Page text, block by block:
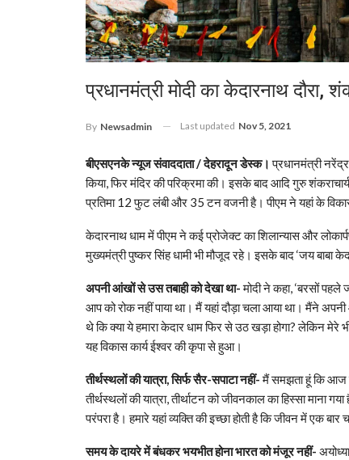
प्रधानमंत्री मोदी का केदारनाथ दौरा,
By Newsadmin Last updated Nov 5, 2021
बीएसएनके न्यूज संवाददाता / देहरादून डेस्क। प्रधानमंत्री
किया, फिर मंदिर की परिक्रमा की। इसके बाद आदि गुरु
प्रतिमा 12 फुट लंबी और 35 टन वजनी है। पीएम ने यहां के विकास
केदारनाथ धाम में पीएम ने कई प्रोजेक्ट का शिलान्यास और
मुख्यमंत्री पुष्कर सिंह धामी भी मौजूद रहे। इसके बाद ‘जय बाबा
अपनी आंखों से उस तबाही को देखा था-मोदी ने कहा, ‘बरसों
आप को रोक नहीं पाया था। मैं यहां दौड़ा चला आया था। मैंने
थे कि क्या ये हमारा केदार धाम फिर से उठ खड़ा होगा? लेकिन
यह विकास कार्य ईश्वर की कृपा से हुआ।
तीर्थस्थलों की यात्रा, सिर्फ सैर-सपाटा नहीं-मैं समझता हूं कि आज के
तीर्थस्थलों की यात्रा, तीर्थाटन को जीवनकाल का हिस्सा माना
परंपरा है। हमारे यहां व्यक्ति की इच्छा होती है कि जीवन में एक
समय के दायरे में बंधकर भयभीत होना भारत को मंजूर नहीं-